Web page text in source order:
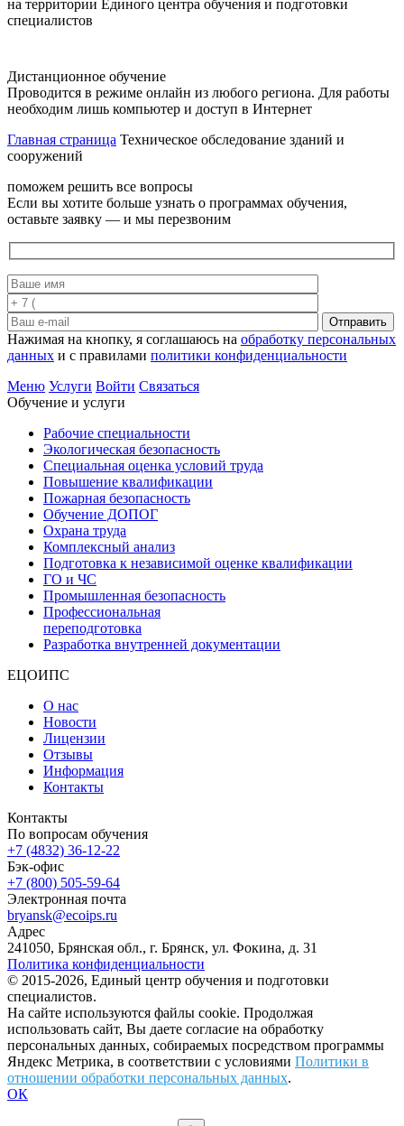
на территории Единого центра обучения и подготовки
специалистов
Дистанционное обучение
Проводится в режиме онлайн из любого региона. Для работы
необходим лишь компьютер и доступ в Интернет
Главная страница Техническое обследование зданий и
сооружений
поможем решить все вопросы
Если вы хотите больше узнать о программах обучения,
оставьте заявку — и мы перезвоним
Отправить
Нажимая на кнопку, я соглашаюсь на обработку персональных
данных и с правилами политики конфиденциальности
Меню Услуги Войти Связаться
Обучение и услуги
Рабочие специальности
Экологическая безопасность
Специальная оценка условий труда
Повышение квалификации
Пожарная безопасность
Обучение ДОПОГ
Охрана труда
Комплексный анализ
Подготовка к независимой оценке квалификации
ГО и ЧС
Промышленная безопасность
Профессиональная
переподготовка
Разработка внутренней документации
ЕЦОИПС
О нас
Новости
Лицензии
Отзывы
Информация
Контакты
Контакты
По вопросам обучения
+7 (4832) 36-12-22
Бэк-офис
+7 (800) 505-59-64
Электронная почта
bryansk@ecoips.ru
Адрес
241050, Брянская обл., г. Брянск, ул. Фокина, д. 31
Политика конфиденциальности
© 2015-2026, Единый центр обучения и подготовки
специалистов.
На сайте используются файлы cookie. Продолжая
использовать сайт, Вы даете согласие на обработку
персональных данных, собираемых посредством программы
Яндекс Метрика, в соответствии с условиями Политики в
отношении обработки персональных данных.
ОК